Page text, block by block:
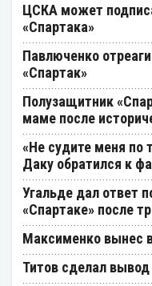
ЦСКА может
«Спартака»
Павлюченко
«Спартак»
Полузащитник
маме после
«Не судите меня по
Даку обратился к
Угальде дал ответ
«Спартаке» после
Максименко вынес
Титов сделал